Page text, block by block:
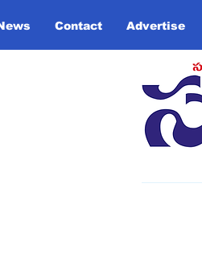
Contact Advertise